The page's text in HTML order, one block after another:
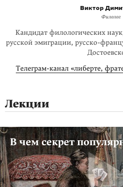
Виктор
Филолог
Кандидат филологических
русской эмиграции, русско-
Телеграм-канал «либерте,
Лекции
В чем секрет